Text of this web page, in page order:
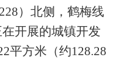
）北侧，鹤梅线
开展的城镇开发
平方米（约128.28